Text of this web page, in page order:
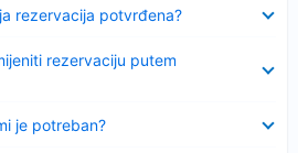
rezervacija potvrđena?
rezervaciju putem
je potreban?